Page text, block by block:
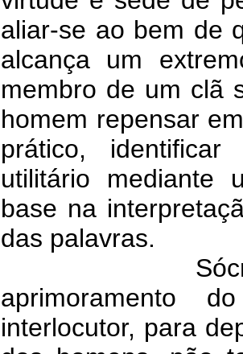
aliar-se ao bem de
alcança um
membro de um clã
homem repensar
prático,
utilitário mediante
base na
das palavras.
Sócrates
aprimoramento
interlocutor, para